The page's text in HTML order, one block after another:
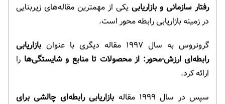
رفتار سازمانی و بازاریابی یکی از مهمترین مقاله‌های زیربنایی
در زمینه بازاریابی رابطه محور است.
گرونروس به سال ۱۹۹۷ مقاله دیگری با عنوان
بازاریابی
رابطه‌ای ارزش-محور: از محصولات تا منابع و شایستگی‌ها را
ارائه کرد.
سپس در سال ۱۹۹۹ مقاله
بازاریابی رابطه‌ای چالشی برای